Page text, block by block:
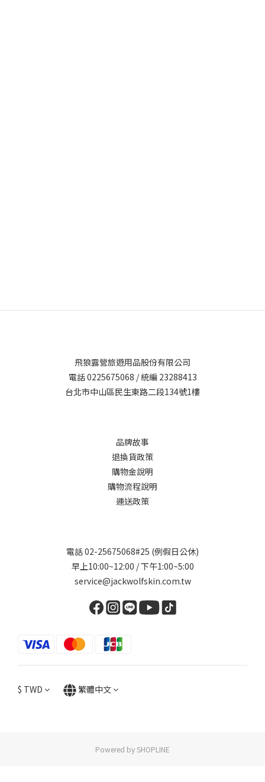
飛狼露營旅遊用品股份有限公司
電話 0225675068 / 統編 23288413
台北市中山區民生東路二段134號1樓
品牌故事
退換貨政策
購物金說明
購物流程說明
運送政策
電話 02-25675068#25 (例假日公休)
早上10:00~12:00 / 下午1:00~5:00
service@jackwolfskin.com.tw
$ TWD 繁體中文
Powered by SHOPLINE